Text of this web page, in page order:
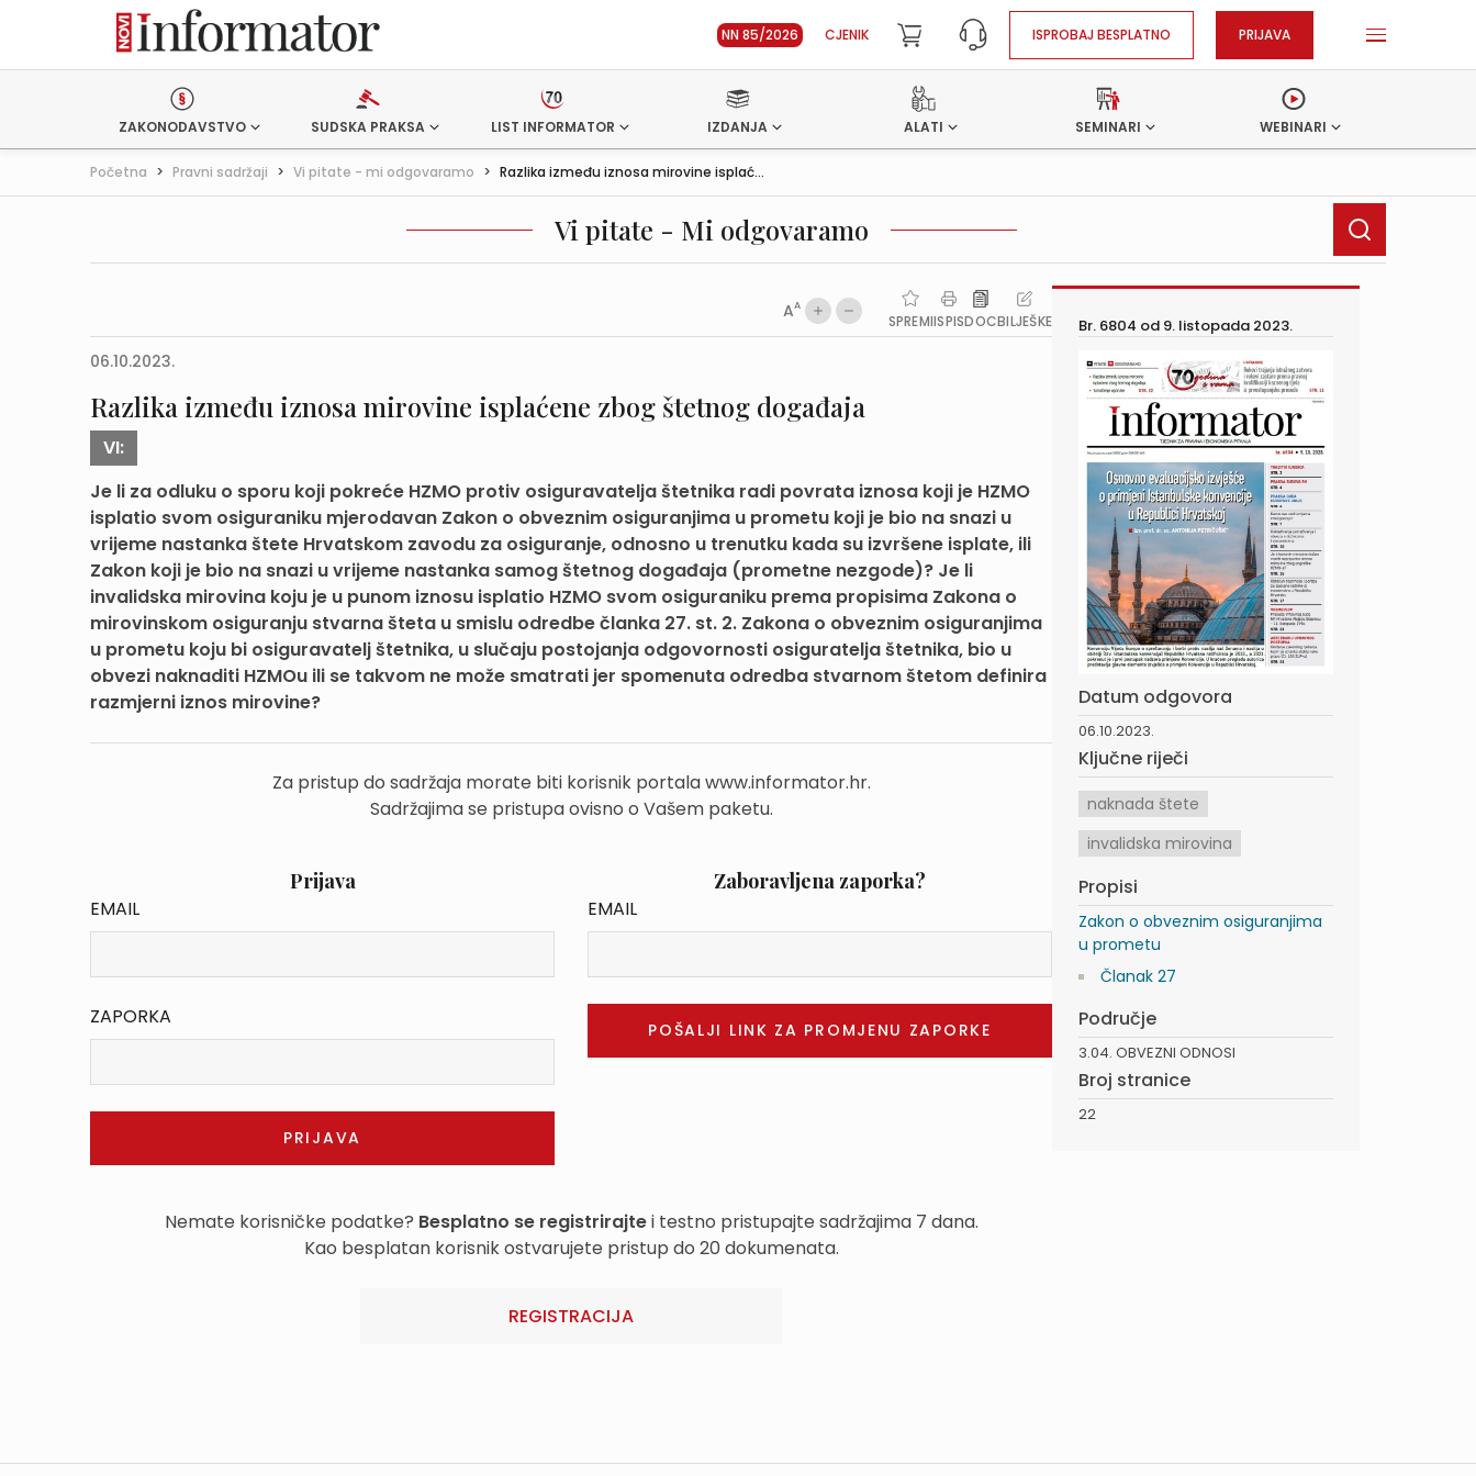
NN 85/2026 CJENIK ISPROBAJ BESPLATNO PRIJAVA
ZAKONODAVSTVO SUDSKA PRAKSA LIST INFORMATOR IZDANJA ALATI SEMINARI WEBINARI
Početna > Pravni sadržaji > Vi pitate - mi odgovaramo > Razlika između iznosa mirovine isplać...
Vi pitate - Mi odgovaramo
AA
SPREMIISPISDOCBILJEŠKE
06.10.2023.
Razlika između iznosa mirovine isplaćene zbog štetnog događaja
VI:
Je li za odluku o sporu koji pokreće HZMO protiv osiguravatelja štetnika radi povrata iznosa koji je HZMO
isplatio svom osiguraniku mjerodavan Zakon o obveznim osiguranjima u prometu koji je bio na snazi u
vrijeme nastanka štete Hrvatskom zavodu za osiguranje, odnosno u trenutku kada su izvršene isplate, ili
Zakon koji je bio na snazi u vrijeme nastanka samog štetnog događaja (prometne nezgode)? Je li
invalidska mirovina koju je u punom iznosu isplatio HZMO svom osiguraniku prema propisima Zakona o
mirovinskom osiguranju stvarna šteta u smislu odredbe članka 27. st. 2. Zakona o obveznim osiguranjima
u prometu koju bi osiguravatelj štetnika, u slučaju postojanja odgovornosti osiguratelja štetnika, bio u
obvezi naknaditi HZMOu ili se takvom ne može smatrati jer spomenuta odredba stvarnom štetom definira
razmjerni iznos mirovine?
Za pristup do sadržaja morate biti korisnik portala www.informator.hr.
Sadržajima se pristupa ovisno o Vašem paketu.
Prijava
EMAIL
ZAPORKA
Zaboravljena zaporka?
EMAIL
Nemate korisničke podatke? Besplatno se registrirajtei testno pristupajte sadržajima 7 dana.
Kao besplatan korisnik ostvarujete pristup do 20 dokumenata.
REGISTRACIJA
Br. 6804 od 9. listopada 2023.
Datum odgovora
06.10.2023.
Ključne riječi
naknada štete
invalidska mirovina
Propisi
Zakon o obveznim osiguranjima
u prometu
Članak 27
Područje
3.04. OBVEZNI ODNOSI
Broj stranice
22